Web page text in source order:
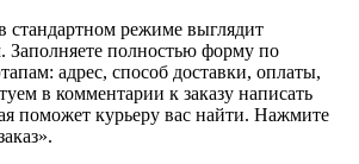
стандартном режиме выглядит
Заполняете полностью форму по
адрес, способ доставки, оплаты,
в комментарии к заказу написать
поможет курьеру вас найти. Нажмите